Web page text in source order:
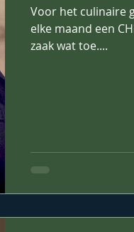
Voor het culinaire
elke maand een
zaak wat toe....